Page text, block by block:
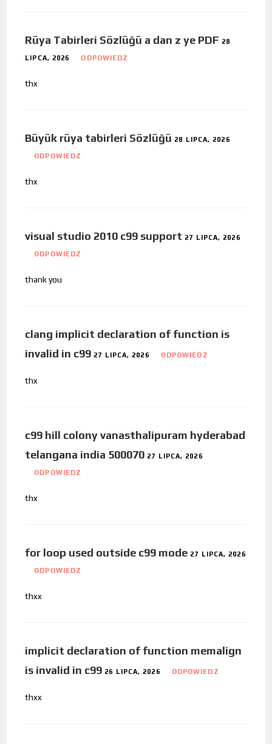
Rüya Tabirleri Sözlüğü a dan z ye PDF 28
LIPCA, 2026 ODPOWIEDZ
thx
Büyük rüya tabirleri Sözlüğü 28 LIPCA, 2026
ODPOWIEDZ
thx
visual studio 2010 c99 support 27 LIPCA, 2026
ODPOWIEDZ
thank you
clang implicit declaration of function is
invalid in c99 27 LIPCA, 2026 ODPOWIEDZ
thx
c99 hill colony vanasthalipuram hyderabad
telangana india 500070 27 LIPCA, 2026
ODPOWIEDZ
thx
for loop used outside c99 mode 27 LIPCA, 2026
ODPOWIEDZ
thxx
implicit declaration of function memalign
is invalid in c99 26 LIPCA, 2026 ODPOWIEDZ
thxx